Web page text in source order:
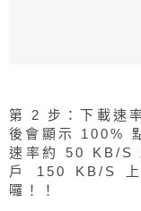
第 2 步：下載速
後會顯示 100%
速率約 50 KB/S
戶 150 KB/S
囉！！